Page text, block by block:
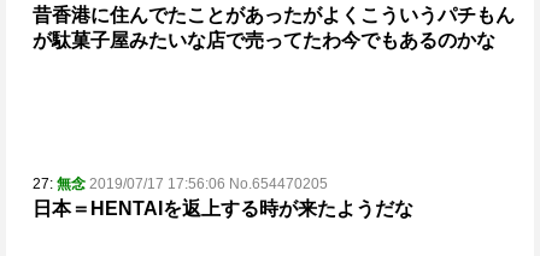
昔香港に住んでたことがあったがよくこういうパチもん
が駄菓子屋みたいな店で売ってたわ今でもあるのかな
27: 無念 2019/07/17 17:56:06 No.654470205
日本＝HENTAIを返上する時が来たようだな